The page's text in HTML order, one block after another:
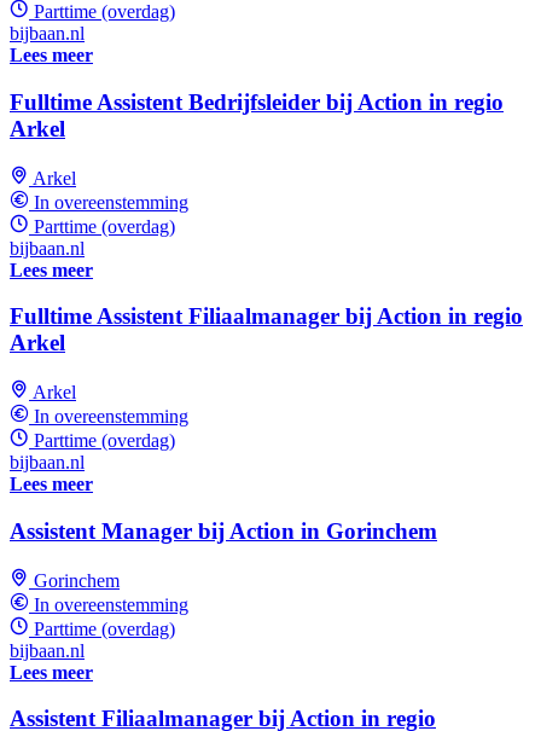
Parttime (overdag)
bijbaan.nl
Lees meer
Fulltime Assistent Bedrijfsleider bij Action in regio
Arkel
Arkel
In overeenstemming
Parttime (overdag)
bijbaan.nl
Lees meer
Fulltime Assistent Filiaalmanager bij Action in regio
Arkel
Arkel
In overeenstemming
Parttime (overdag)
bijbaan.nl
Lees meer
Assistent Manager bij Action in Gorinchem
Gorinchem
In overeenstemming
Parttime (overdag)
bijbaan.nl
Lees meer
Assistent Filiaalmanager bij Action in regio